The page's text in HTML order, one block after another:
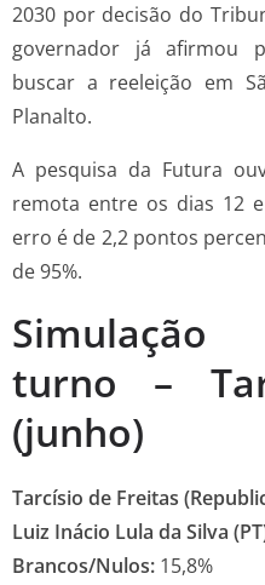
2030 por decisão do
governador já afirmou
buscar a reeleição em
Planalto.
A pesquisa da Futura
remota entre os dias 12
erro é de 2,2 pontos
de 95%.
Simulação
turno –
(junho)
Tarcísio de Freitas
Luiz Inácio Lula da Silva
Brancos/Nulos: 15,8%